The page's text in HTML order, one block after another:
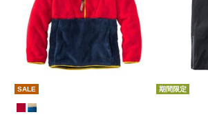
SALE 期間限定